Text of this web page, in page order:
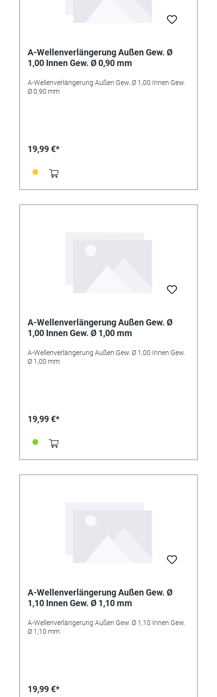
A-Wellenverlängerung Außen Gew. Ø
1,00 Innen Gew. Ø 0,90 mm
A-Wellenverlängerung Außen Gew. Ø 1,00 Innen Gew.
Ø 0,90 mm
19,99 €*
A-Wellenverlängerung Außen Gew. Ø
1,00 Innen Gew. Ø 1,00 mm
A-Wellenverlängerung Außen Gew. Ø 1,00 Innen Gew.
Ø 1,00 mm
19,99 €*
A-Wellenverlängerung Außen Gew. Ø
1,10 Innen Gew. Ø 1,10 mm
A-Wellenverlängerung Außen Gew. Ø 1,10 Innen Gew.
Ø 1,10 mm
19,99 €*